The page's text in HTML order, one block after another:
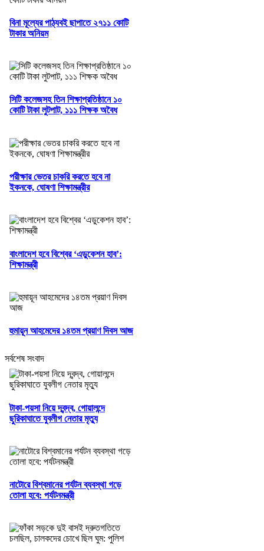
বিনা মূল্যের পাঠ্যবই ছাপাতে ২৭১১ কোটি
টাকার অনিয়ম
সিটি কলেজসহ তিন শিক্ষাপ্রতিষ্ঠানে ১০
কোটি টাকা লুটপাট, ১১১ শিক্ষক অবৈধ
পরীক্ষার ভেতর চাকরি করতে হবে না
ইকনকে, ঘোষণা শিক্ষামন্ত্রীর
বাংলাদেশ হবে বিশ্বের ‘এডুকেশন হাব’:
শিক্ষামন্ত্রী
হুমায়ূন আহমেদের ১৪তম প্রয়াণ দিবস আজ
সর্বশেষ সংবাদ
টাকা-পয়সা নিয়ে দ্বন্দ্ব, গোয়ালন্দে
ছুরিকাঘাতে যুবলীগ নেতার মৃত্যু
নাটোরে বিশ্বমানের পর্যটন ব্যবস্থা গড়ে
তোলা হবে: পর্যটনমন্ত্রী